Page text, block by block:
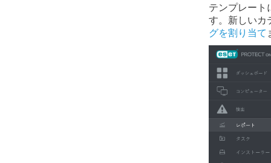
テンプレート
す。新しいカ
グを割り当て